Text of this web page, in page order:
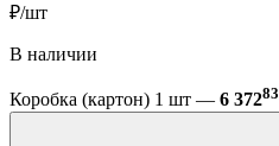
₽/шт
В наличии
Коробка (картон) 1 шт — 6 37283